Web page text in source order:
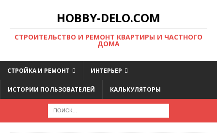
HOBBY-DELO.COM
CТРОИТЕЛЬСТВО И РЕМОНТ КВАРТИРЫ И ЧАСТНОГО
ДОМА
СТРОЙКА И РЕМОНТ ИНТЕРЬЕР
ИСТОРИИ ПОЛЬЗОВАТЕЛЕЙ КАЛЬКУЛЯТОРЫ